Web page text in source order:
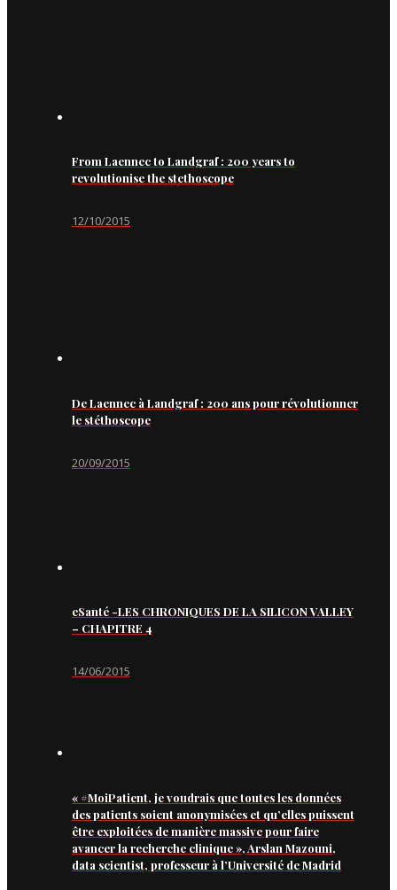
From Laennec to Landgraf : 200 years to
revolutionise the stethoscope
12/10/2015
De Laennec à Landgraf : 200 ans pour révolutionner
le stéthoscope
20/09/2015
eSanté -LES CHRONIQUES DE LA SILICON VALLEY
– CHAPITRE 4
14/06/2015
« #MoiPatient, je voudrais que toutes les données
des patients soient anonymisées et qu’elles puissent
être exploitées de manière massive pour faire
avancer la recherche clinique », Arslan Mazouni,
data scientist, professeur à l’Université de Madrid